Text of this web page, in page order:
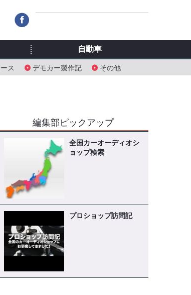
ス デモカー製作記 その他
自動車
編集部ピックアップ
全国カーオーディオシ
ョップ検索
プロショップ訪問記